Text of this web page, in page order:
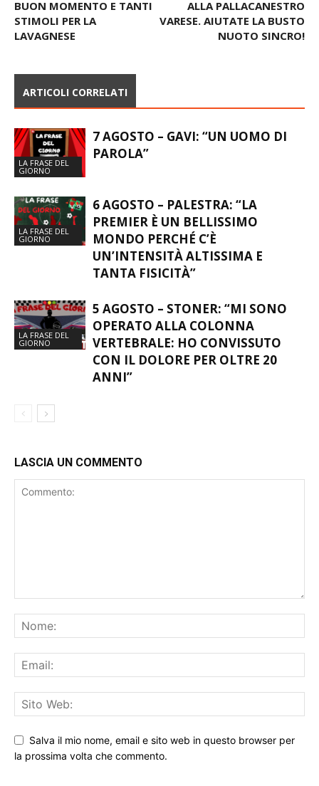
BUON MOMENTO E TANTI
STIMOLI PER LA
LAVAGNESE
ALLA PALLACANESTRO
VARESE. AIUTATE LA BUSTO
NUOTO SINCRO!
ARTICOLI CORRELATI
LA FRASE DEL
GIORNO
7 AGOSTO – GAVI: “UN UOMO DI
PAROLA”
LA FRASE DEL
GIORNO
6 AGOSTO – PALESTRA: “LA
PREMIER È UN BELLISSIMO
MONDO PERCHÉ C’È
UN’INTENSITÀ ALTISSIMA E
TANTA FISICITÀ”
LA FRASE DEL
GIORNO
5 AGOSTO – STONER: “MI SONO
OPERATO ALLA COLONNA
VERTEBRALE: HO CONVISSUTO
CON IL DOLORE PER OLTRE 20
ANNI”
LASCIA UN COMMENTO
Salva il mio nome, email e sito web in questo browser per
la prossima volta che commento.